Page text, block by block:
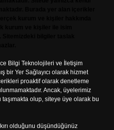
Bilgi Teknolojileri ve İletişim
bir Yer Sağlayıcı olarak hizmet
proaktif olarak denetleme
Ancak, üyelerimiz
olup, siteye üye olarak bu
olduğunu düşündüğünüz